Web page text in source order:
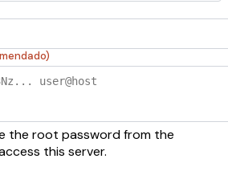
the root password from the
this server.